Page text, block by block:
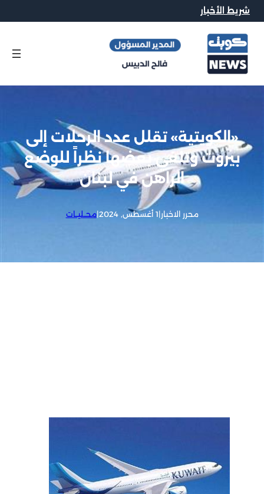
شريط الأخبار
«الكويتية» تقلل عدد الرحلات إلى
بيروت وتلغي بعضها نظراً للوضع
الراهن في لبنان
محرر الاخبار|1 أغسطس, 2024 |محــليــات